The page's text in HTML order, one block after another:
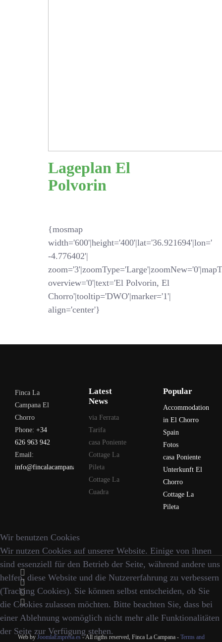
Lageplan El
Polvorin
{mosmap
width='600'|height='400'|lat='36.921694'|lon='
-4.776402'|
overview='0'|text='El Polvorin, El
Chorro'|tooltip='DWO'|marker='1'|
align='center'}
Finca La
Campana El
Chorro
Phone: +34
626 963 942
Email:
info@fincalacampana.com
Latest
News
via Ferrata
Tarifa
casa Poniente
Cottage La
Pileta
Cottage La
Cuadra
Popular
Accommodation
in El Chorro
Spain
Fotos
casa Poniente
Unterkunft El
Chorro
Cottage La
Pileta
Web by JoomlaEmpresa.es- All rigths reserved, Finca La Campana - Terms and
Wir benutzen Cookies
Wir nutzen Cookies auf unserer Website. Einige von ihnen
sind essenziell für den Betrieb der Seite, während andere uns
helfen, diese Website und die Nutzererfahrung zu verbessern
(Tracking Cookies). Sie können selbst entscheiden, ob Sie
die Cookies zulassen möchten. Bitte beachten Sie, dass bei
einer Ablehnung womöglich nicht mehr alle Funktionalitäten
der Seite zur Verfügung stehen.